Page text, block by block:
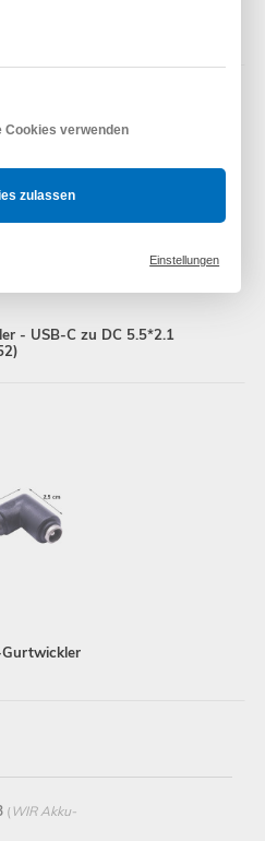
Ladekabel - für
- USB-C zu DC 5.5*2.1
( WIR Akku-
Cookies verwenden
zulassen
Einstellungen